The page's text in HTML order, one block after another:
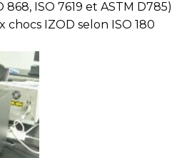
ISO 7619 et ASTM D785)
IZOD selon ISO 180